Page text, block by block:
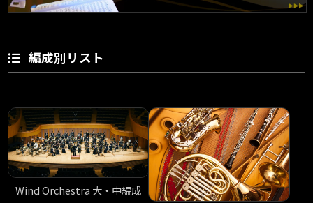
編成別リスト
Wind Orchestra 大・中編成